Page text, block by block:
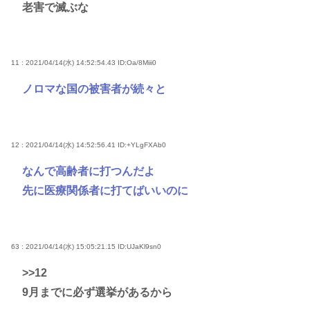
老害で滅ぶな
11 : 2021/04/14(水) 14:52:54.43 ID:Oa/8Miii0
ノロマな国の被害者が続々と
12 : 2021/04/14(水) 14:52:56.41 ID:+YLgFXAb0
なんで高齢者に打つんだよ
先に医療関係者に打てばいいのに
63 : 2021/04/14(水) 15:05:21.15 ID:UJaKl9sn0
>>12
9月までに必ず選挙があるから